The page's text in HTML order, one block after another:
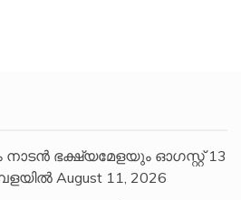
ഭക്ഷ്യമേളയും ഓഗസ്റ്റ് 13
August 11, 2026